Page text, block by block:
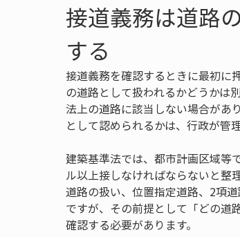
接道義務は道路
する
接道義務を確認するときに最初に
の道路として扱われるかどうかは
法上の道路に該当しない場合があ
として認められるかは、行政が管
建築基準法では、都市計画区域等
ル以上接しなければならないと整
道路の扱い、位置指定道路、2項
ですが、その前提として「どの道
確認する必要があります。